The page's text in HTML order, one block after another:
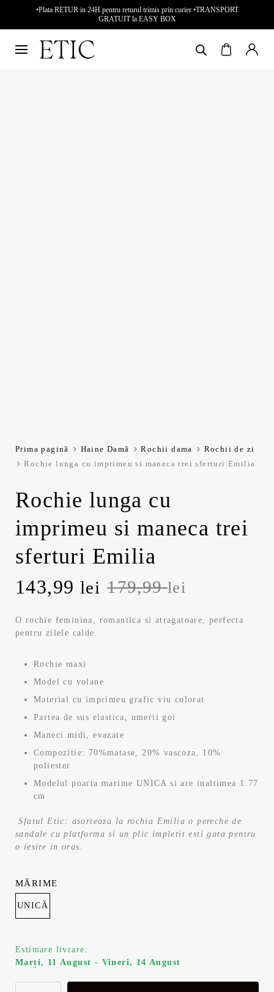
•Plata RETUR in 24H pentru returul trimis prin curier •TRANSPORT
GRATUIT la EASY BOX
Prima pagină Haine Damă Rochii dama
Rochii de zi
Rochie lunga cu imprimeu si maneca trei sferturi Emilia
Rochie lunga cu
imprimeu si maneca trei
sferturi Emilia
179,99lei
Prețul
inițial
a
fost:
179,99 lei.
143,99 lei
Prețul
curent
este:
143,99 lei.
O rochie feminina, romantica si atragatoare, perfecta
pentru zilele calde.
Rochie maxi
Model cu volane
Material cu imprimeu grafic viu colorat
Partea de sus elastica, umerii goi
Maneci midi, evazate
Compozitie: 70%matase, 20% vascoza, 10%
poliester
Modelul poarta marime UNICA si are inaltimea 1.77
cm
Sfatul Etic: asorteaza la rochia Emilia o pereche de
sandale cu platforma si un plic impletit esti gata pentru
o iesire in oras.
UNICĂ
MĂRIME
Estimare livrare:
Marți, 11 August - Vineri, 14 August